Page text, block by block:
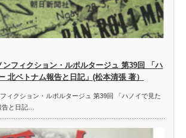
ンフィクション・ルポルタージュ 第39回 「ハ
北ベトナム報告と日記」(松本清張 著）
ィクション・ルポルタージュ 第39回 「ハノイで見た
告と日記…